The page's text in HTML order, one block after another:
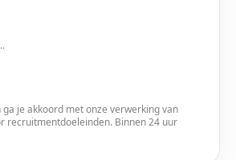
je akkoord met onze verwerking van
recruitmentdoeleinden. Binnen 24 uur